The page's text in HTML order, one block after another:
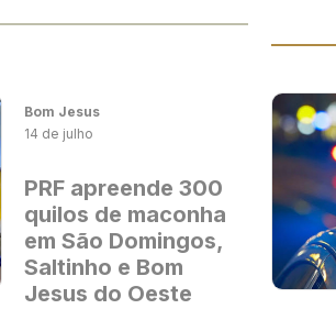
Bom Jesus
14 de julho
PRF apreende 300
quilos de maconha
em São Domingos,
Saltinho e Bom
Jesus do Oeste